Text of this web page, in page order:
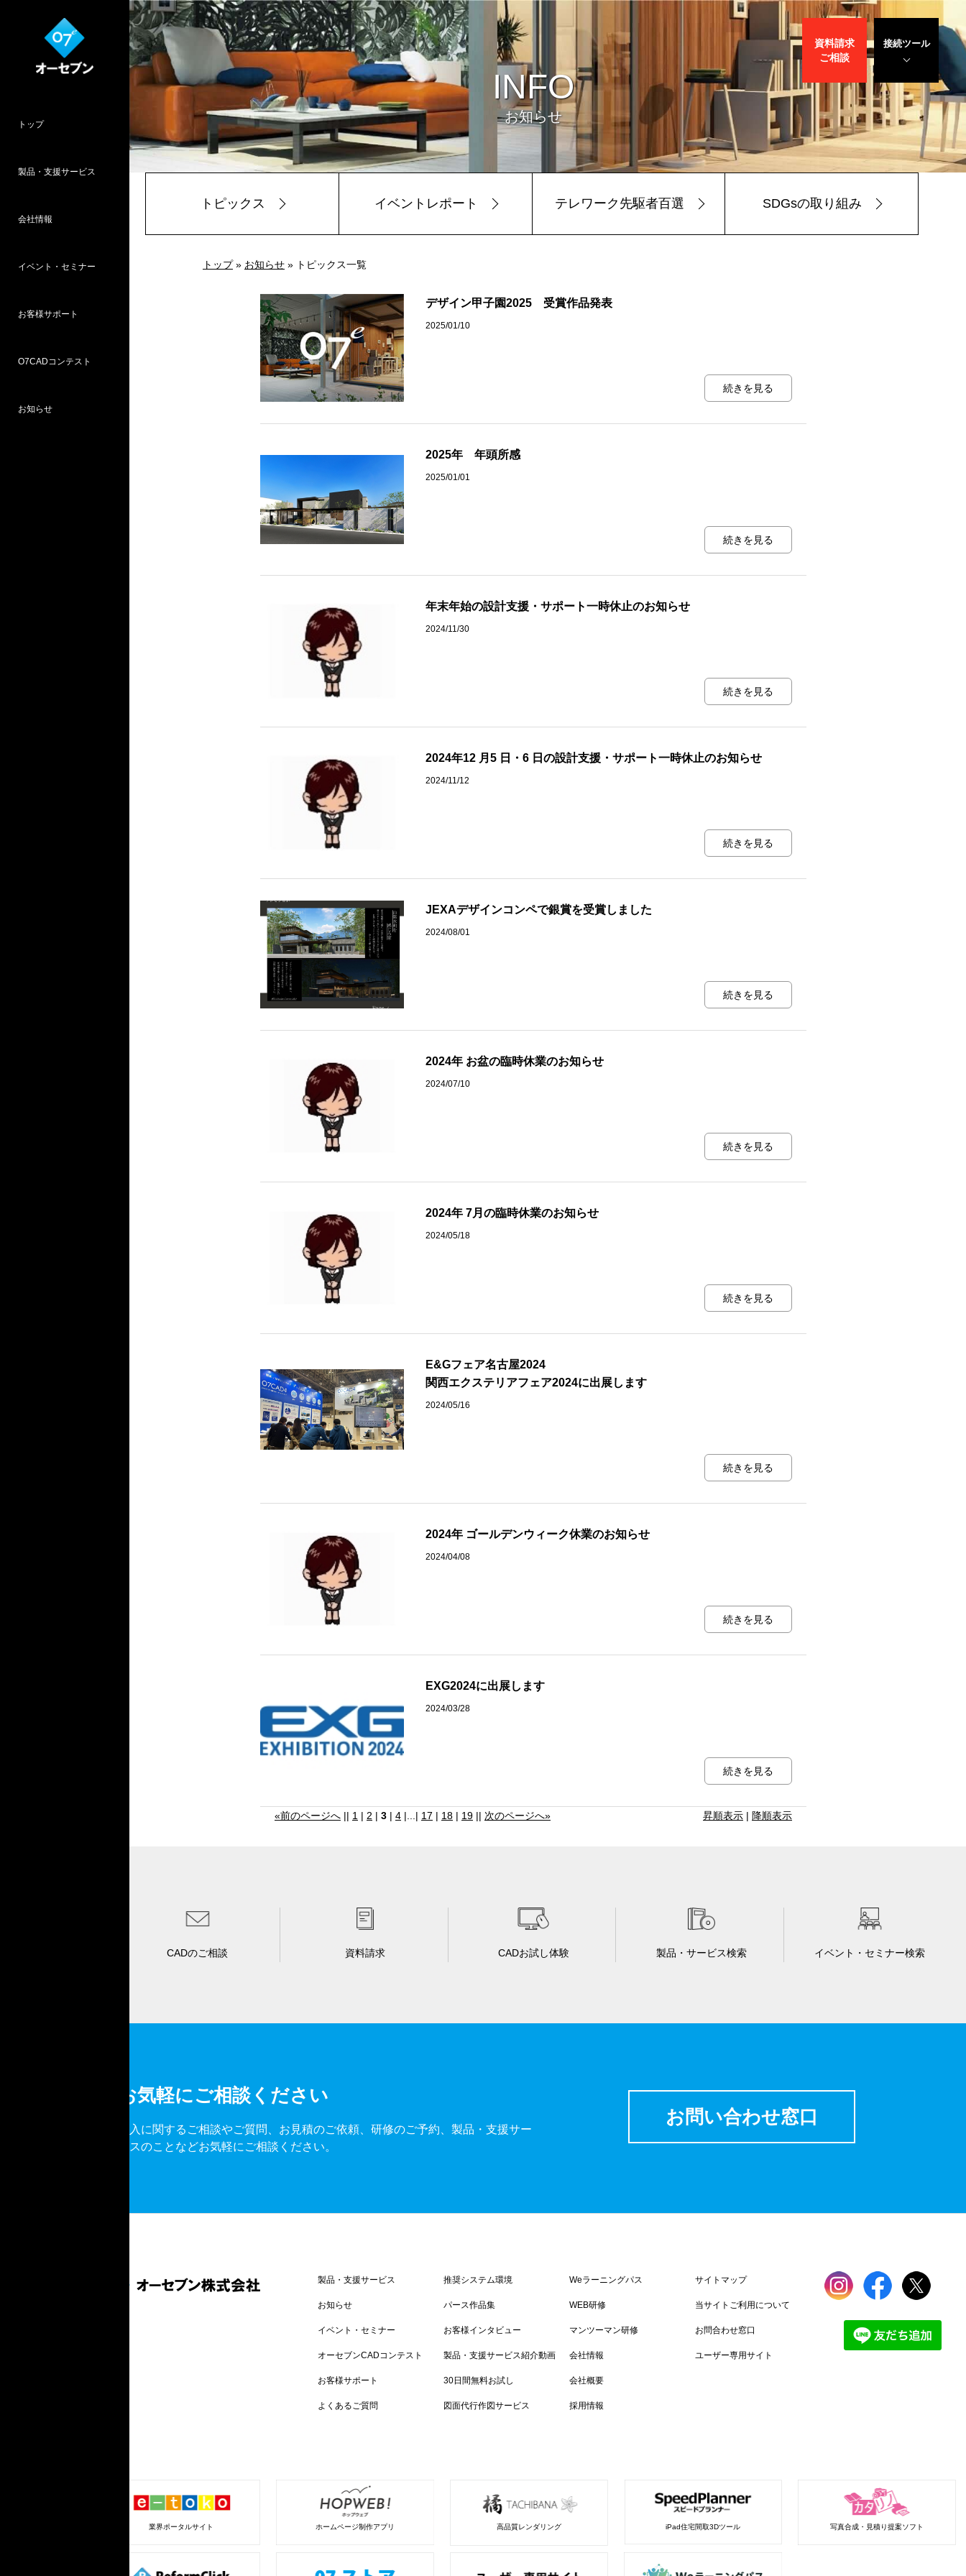
トップ
製品・支援サービス
パース作品集
お客様インタビュー
推奨システム環境
会社情報
イベント・セミナー
お客様サポート
O7CADコンテスト
第18回 受賞作品
第16回 応募サイト
第15回 受賞作品
お知らせ
接続ツール
遠隔サポート
サリバン先生
WEBデモ
サポート
資料請求
ご相談
INFO
お知らせ
トピックス イベントレポート テレワーク先駆者百選 SDGsの取り組み
トップ» お知らせ » トピックス一覧
デザイン甲子園2025 受賞作品発表
2025/01/10
続きを見る
2025年 年頭所感
2025/01/01
続きを見る
年末年始の設計支援・サポート一時休止のお知らせ
2024/11/30
続きを見る
2024年12 月5 日・6 日の設計支援・サポート一時休止のお知らせ
2024/11/12
続きを見る
JEXAデザインコンペで銀賞を受賞しました
2024/08/01
続きを見る
2024年 お盆の臨時休業のお知らせ
2024/07/10
続きを見る
2024年 7月の臨時休業のお知らせ
2024/05/18
続きを見る
E&Gフェア名古屋2024
関西エクステリアフェア2024に出展します
2024/05/16
続きを見る
2024年 ゴールデンウィーク休業のお知らせ
2024/04/08
続きを見る
EXG2024に出展します
2024/03/28
続きを見る
昇順表示 | 降順表示
«前のページへ || 1 | 2 | 3 | 4 |...| 17 | 18 | 19 || 次のページへ»
CADのご相談 資料請求 CADお試し体験 製品・サービス検索 イベント・セミナー検索
お気軽にご相談ください
導入に関するご相談やご質問、お見積のご依頼、研修のご予約、製品・支援サー
ビスのことなどお気軽にご相談ください。
お問い合わせ窓口
製品・支援サービス
お知らせ
イベント・セミナー
オーセブンCADコンテスト
お客様サポート
よくあるご質問
推奨システム環境
パース作品集
お客様インタビュー
製品・支援サービス紹介動画
30日間無料お試し
図面代行作図サービス
Weラーニングパス
WEB研修
マンツーマン研修
会社情報
会社概要
採用情報
サイトマップ
当サイトご利用について
お問合わせ窓口
ユーザー専用サイト
業界ポータルサイト ホームページ制作アプリ 高品質レンダリング iPad住宅間取3Dツール 写真合成・見積り提案ソフト